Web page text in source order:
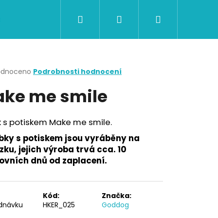
CERTIFIKÁTY A POUKAZY BAZAR
Přihlášení
Podrobnosti hodnocení
me smile
s potiskem Make me smile.
s potiskem jsou vyráběny na
jejich výroba trvá cca. 10
dnů od zaplacení.
Kód:
HKER_025
Značka:
Goddog